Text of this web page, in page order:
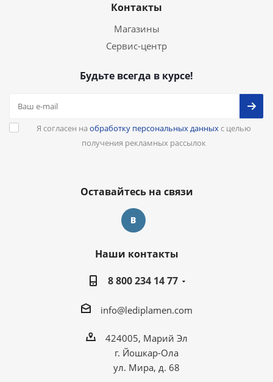
Контакты
Магазины
Сервис-центр
Будьте всегда в курсе!
Я согласен на обработку персональных данныхс целью
получения рекламных рассылок
Оставайтесь на связи
Наши контакты
8 800 234 14 77
info@lediplamen.com
424005, Марий Эл
г. Йошкар-Ола
ул. Мира, д. 68